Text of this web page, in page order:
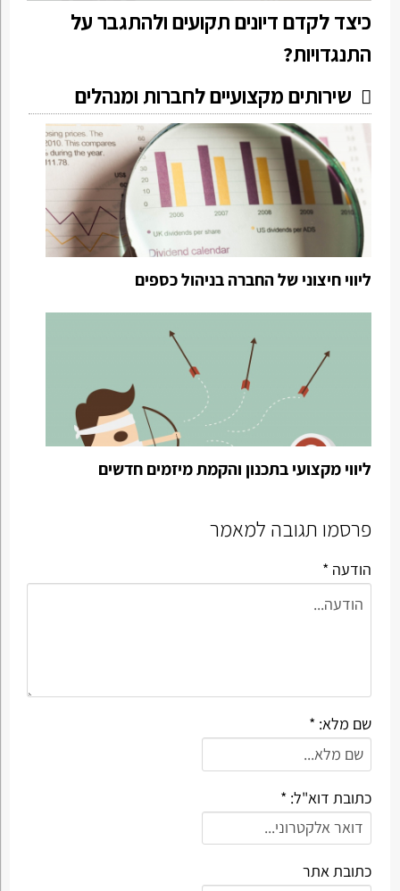
כיצד לקדם דיונים תקועים ולהתגבר על
התנגדויות?
שירותים מקצועיים לחברות ומנהלים
ליווי חיצוני של החברה בניהול כספים
ליווי מקצועי בתכנון והקמת מיזמים חדשים
פרסמו תגובה למאמר
הודעה *
שם מלא: *
כתובת דוא"ל: *
כתובת אתר